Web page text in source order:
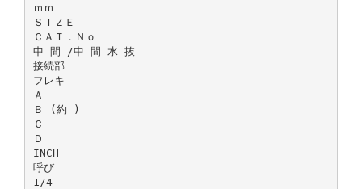
ｍｍ
ＳＩＺＥ
ＣＡＴ．Ｎｏ
中 間 /中 間 水 抜
接続部
フレキ
Ａ
Ｂ (約 )
Ｃ
Ｄ
INCH
呼び
1/4